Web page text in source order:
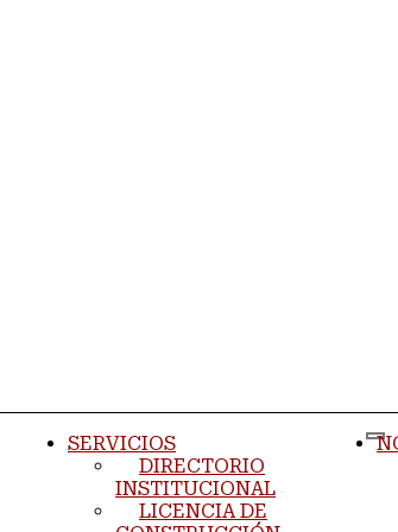
SERVICIOS
DIRECTORIO
INSTITUCIONAL
LICENCIA DE